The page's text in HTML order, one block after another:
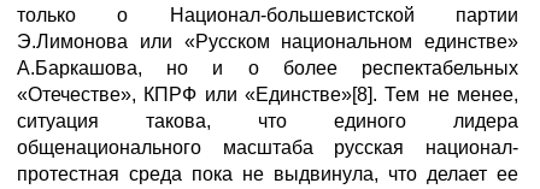
только о Национал-большевистской партии
Э.Лимонова или «Русском национальном единстве»
А.Баркашова, но и о более респектабельных
«Отечестве», КПРФ или «Единстве»[8]. Тем не менее,
ситуация такова, что единого лидера
общенационального масштаба русская национал-
протестная среда пока не выдвинула, что делает ее